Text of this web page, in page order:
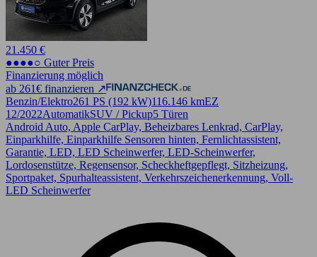
21.450 €
●●●●○ Guter Preis
Finanzierung möglich
ab 261€ finanzieren ↗
Benzin/Elektro261 PS (192 kW)116.146 kmEZ
12/2022AutomatikSUV / Pickup5 Türen
Android Auto, Apple CarPlay, Beheizbares Lenkrad, CarPlay,
Einparkhilfe, Einparkhilfe Sensoren hinten, Fernlichtassistent,
Garantie, LED, LED Scheinwerfer, LED-Scheinwerfer,
Lordosenstütze, Regensensor, Scheckheftgepflegt, Sitzheizung,
Sportpaket, Spurhalteassistent, Verkehrszeichenerkennung, Voll-
LED Scheinwerfer